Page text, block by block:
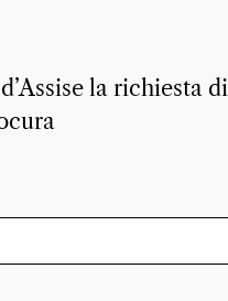
la richiesta di